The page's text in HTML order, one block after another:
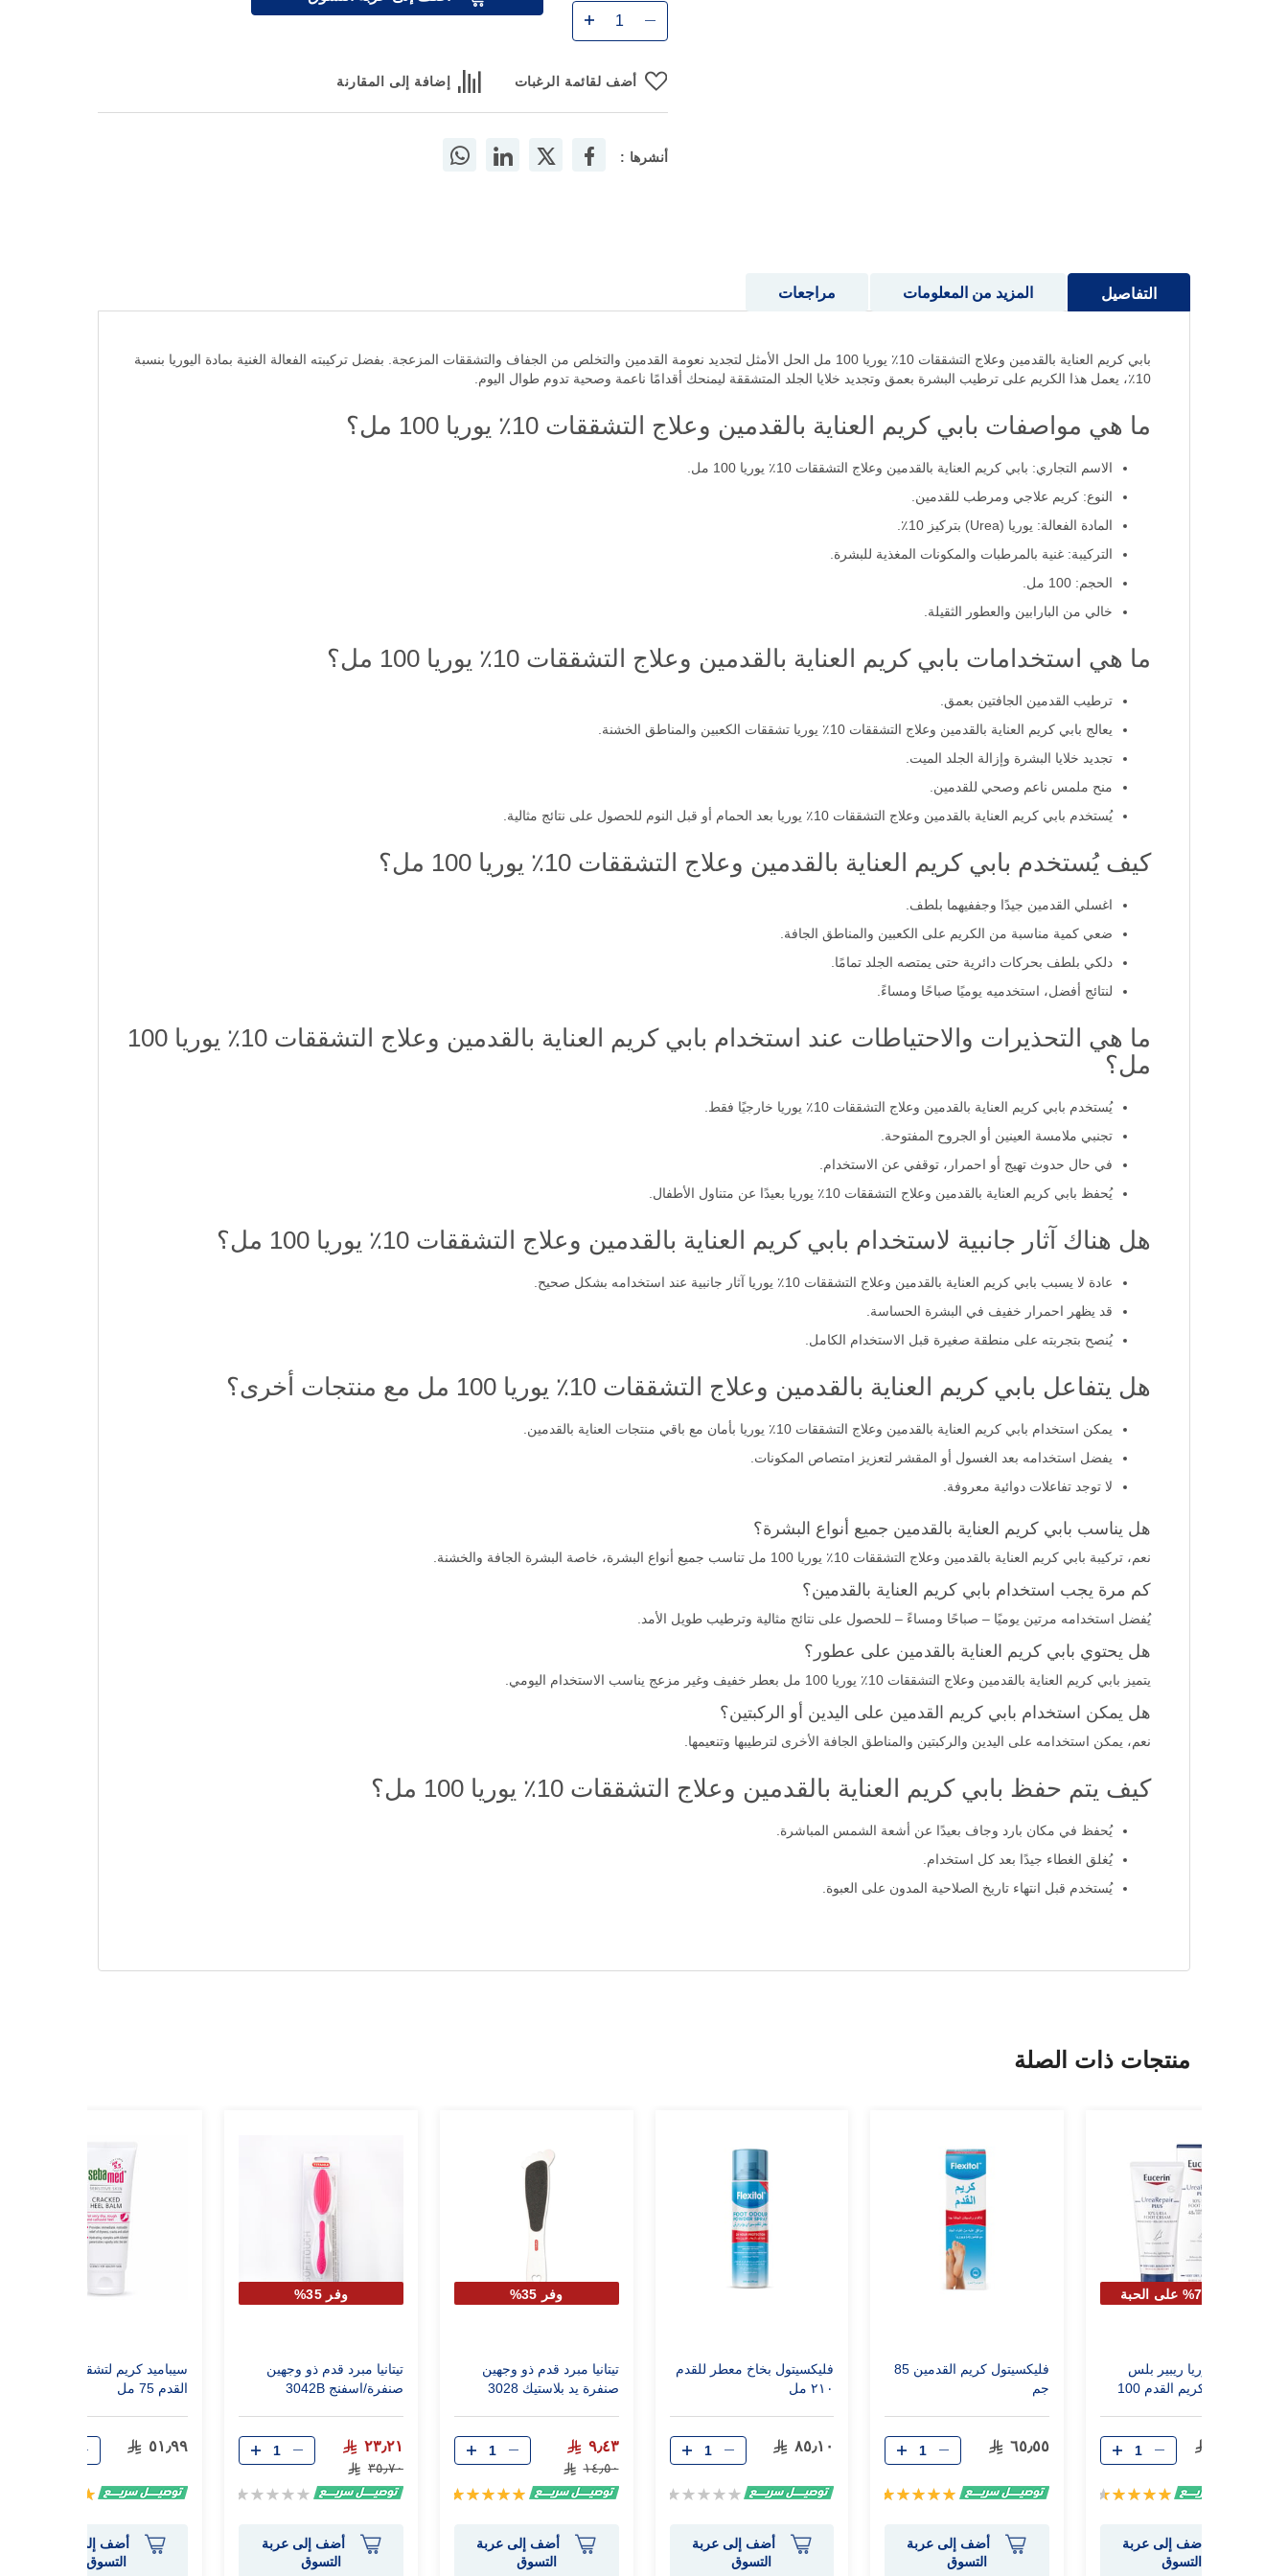
أضف لقائمة الرغبات إضافة إلى المقارنة
أنشرها :
التفاصيل
بابي كريم العناية بالقدمين وعلاج التشققات 10٪ يوريا 100 مل الحل الأمثل لتجديد نعومة القدمين والتخلص من الجفاف والتشققات المزعجة. بفضل تركيبته الفعالة الغنية بمادة اليوريا بنسبة
10٪، يعمل هذا الكريم على ترطيب البشرة بعمق وتجديد خلايا الجلد المتشققة ليمنحك أقدامًا ناعمة وصحية تدوم طوال اليوم.
ما هي مواصفات بابي كريم العناية بالقدمين وعلاج التشققات 10٪ يوريا 100 مل؟
الاسم التجاري: بابي كريم العناية بالقدمين وعلاج التشققات 10٪ يوريا 100 مل.
النوع: كريم علاجي ومرطب للقدمين.
المادة الفعالة: يوريا (Urea) بتركيز 10٪.
التركيبة: غنية بالمرطبات والمكونات المغذية للبشرة.
الحجم: 100 مل.
خالي من البارابين والعطور الثقيلة.
ما هي استخدامات بابي كريم العناية بالقدمين وعلاج التشققات 10٪ يوريا 100 مل؟
ترطيب القدمين الجافتين بعمق.
يعالج بابي كريم العناية بالقدمين وعلاج التشققات 10٪ يوريا تشققات الكعبين والمناطق الخشنة.
تجديد خلايا البشرة وإزالة الجلد الميت.
منح ملمس ناعم وصحي للقدمين.
يُستخدم بابي كريم العناية بالقدمين وعلاج التشققات 10٪ يوريا بعد الحمام أو قبل النوم للحصول على نتائج مثالية.
كيف يُستخدم بابي كريم العناية بالقدمين وعلاج التشققات 10٪ يوريا 100 مل؟
اغسلي القدمين جيدًا وجففيهما بلطف.
ضعي كمية مناسبة من الكريم على الكعبين والمناطق الجافة.
دلكي بلطف بحركات دائرية حتى يمتصه الجلد تمامًا.
لنتائج أفضل، استخدميه يوميًا صباحًا ومساءً.
ما هي التحذيرات والاحتياطات عند استخدام بابي كريم العناية بالقدمين وعلاج التشققات 10٪ يوريا 100
مل؟
يُستخدم بابي كريم العناية بالقدمين وعلاج التشققات 10٪ يوريا خارجيًا فقط.
تجنبي ملامسة العينين أو الجروح المفتوحة.
في حال حدوث تهيج أو احمرار، توقفي عن الاستخدام.
يُحفظ بابي كريم العناية بالقدمين وعلاج التشققات 10٪ يوريا بعيدًا عن متناول الأطفال.
هل هناك آثار جانبية لاستخدام بابي كريم العناية بالقدمين وعلاج التشققات 10٪ يوريا 100 مل؟
عادة لا يسبب بابي كريم العناية بالقدمين وعلاج التشققات 10٪ يوريا آثار جانبية عند استخدامه بشكل صحيح.
قد يظهر احمرار خفيف في البشرة الحساسة.
يُنصح بتجربته على منطقة صغيرة قبل الاستخدام الكامل.
هل يتفاعل بابي كريم العناية بالقدمين وعلاج التشققات 10٪ يوريا 100 مل مع منتجات أخرى؟
يمكن استخدام بابي كريم العناية بالقدمين وعلاج التشققات 10٪ يوريا بأمان مع باقي منتجات العناية بالقدمين.
يفضل استخدامه بعد الغسول أو المقشر لتعزيز امتصاص المكونات.
لا توجد تفاعلات دوائية معروفة.
هل يناسب بابي كريم العناية بالقدمين جميع أنواع البشرة؟
نعم، تركيبة بابي كريم العناية بالقدمين وعلاج التشققات 10٪ يوريا 100 مل تناسب جميع أنواع البشرة، خاصة البشرة الجافة والخشنة.
كم مرة يجب استخدام بابي كريم العناية بالقدمين؟
يُفضل استخدامه مرتين يوميًا – صباحًا ومساءً – للحصول على نتائج مثالية وترطيب طويل الأمد.
هل يحتوي بابي كريم العناية بالقدمين على عطور؟
يتميز بابي كريم العناية بالقدمين وعلاج التشققات 10٪ يوريا 100 مل بعطر خفيف وغير مزعج يناسب الاستخدام اليومي.
هل يمكن استخدام بابي كريم القدمين على اليدين أو الركبتين؟
نعم، يمكن استخدامه على اليدين والركبتين والمناطق الجافة الأخرى لترطيبها وتنعيمها.
كيف يتم حفظ بابي كريم العناية بالقدمين وعلاج التشققات 10٪ يوريا 100 مل؟
يُحفظ في مكان بارد وجاف بعيدًا عن أشعة الشمس المباشرة.
يُغلق الغطاء جيدًا بعد كل استخدام.
يُستخدم قبل انتهاء تاريخ الصلاحية المدون على العبوة.
المزيد من المعلومات مراجعات
منتجات ذات الصلة
خصم 70% على الحبة
يوسيرين يوريا ريبير بلس
10% يوريا كريم القدم 100
تقييم:
أضف إلى عربة
التسوق
فليكسيتول كريم القدمين 85
جم
٦٥٫٥٥
تقييم:
أضف إلى عربة
التسوق
فليكسيتول بخاخ معطر للقدم
٢١٠ مل
٨٥٫١٠
Rating:
أضف إلى عربة
التسوق
وفر 35%
تيتانيا مبرد قدم ذو وجهين
صنفرة يد بلاستيك 3028
٩٫٤٣
١٤٫٥٠
تقييم:
أضف إلى عربة
التسوق
وفر 35%
تيتانيا مبرد قدم ذو وجهين
صنفرة/اسفنج 3042B
٢٣٫٢١
٣٥٫٧٠
Rating:
أضف إلى عربة
التسوق
سيباميد كريم لتشققات كعب
القدم 75 مل
٥١٫٩٩
تقييم:
أضف إلى عربة
التسوق